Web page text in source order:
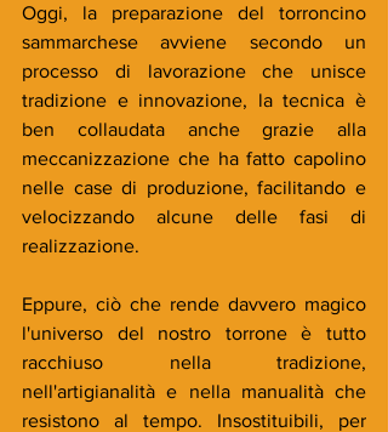
Oggi, la preparazione del torroncino
sammarchese avviene secondo un
processo di lavorazione che unisce
tradizione e innovazione, la tecnica è
ben collaudata anche grazie alla
meccanizzazione che ha fatto capolino
nelle case di produzione, facilitando e
velocizzando alcune delle fasi di
realizzazione.
Eppure, ciò che rende davvero magico
l'universo del nostro torrone è tutto
racchiuso nella tradizione,
nell'artigianalità e nella manualità che
resistono al tempo. Insostituibili, per